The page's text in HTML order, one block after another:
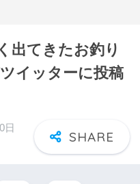
出てきたお釣り
イッターに投稿
日